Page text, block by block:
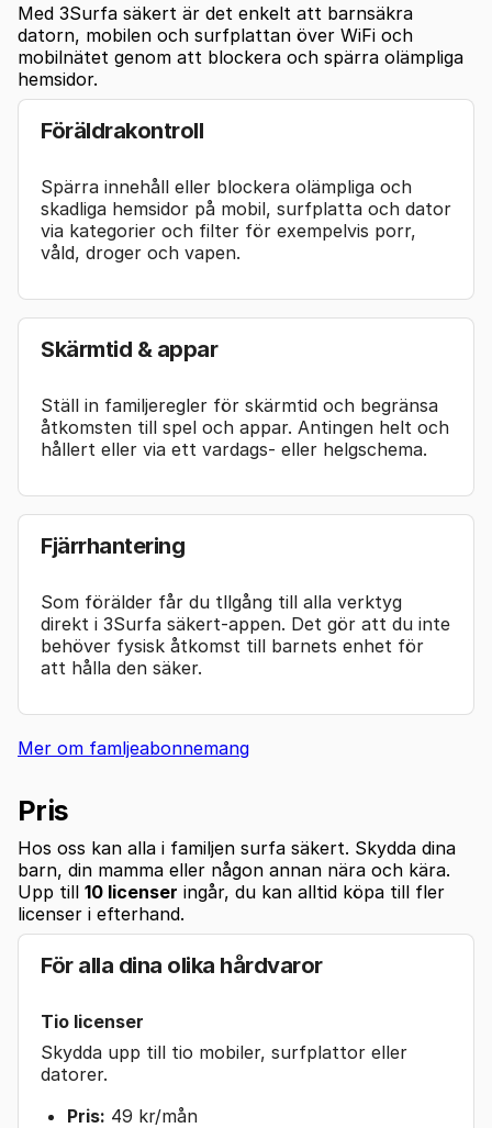
Med 3Surfa säkert är det enkelt att barnsäkra
datorn, mobilen och surfplattan över WiFi och
mobilnätet genom att blockera och spärra olämpliga
hemsidor.
Föräldrakontroll
Spärra innehåll eller blockera olämpliga och
skadliga hemsidor på mobil, surfplatta och dator
via kategorier och filter för exempelvis porr,
våld, droger och vapen.
Skärmtid & appar
Ställ in familjeregler för skärmtid och begränsa
åtkomsten till spel och appar. Antingen helt och
hållert eller via ett vardags- eller helgschema.
Fjärrhantering
Som förälder får du tllgång till alla verktyg
direkt i 3Surfa säkert-appen. Det gör att du inte
behöver fysisk åtkomst till barnets enhet för
att hålla den säker.
Mer om famljeabonnemang
Pris
Hos oss kan alla i familjen surfa säkert. Skydda dina
barn, din mamma eller någon annan nära och kära.
Upp till 10 licenser ingår, du kan alltid köpa till fler
licenser i efterhand.
För alla dina olika hårdvaror
Tio licenser
Skydda upp till tio mobiler, surfplattor eller
datorer.
Pris: 49 kr/mån